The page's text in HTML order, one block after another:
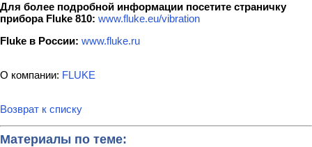
Для более подробной информации посетите страничку
прибора Fluke 810: www.fluke.eu/vibration
Fluke в России: www.fluke.ru
О компании: FLUKE
Возврат к списку
Материалы по теме: